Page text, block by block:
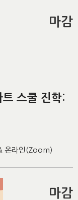
스쿨 진학:
온라인(Zoom)
마감
마감